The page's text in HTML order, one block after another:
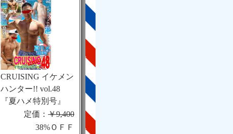
CRUISING イケメン
ハンター!! vol.48
『夏ハメ特別号』
定価： ￥9,400
38%ＯＦＦ